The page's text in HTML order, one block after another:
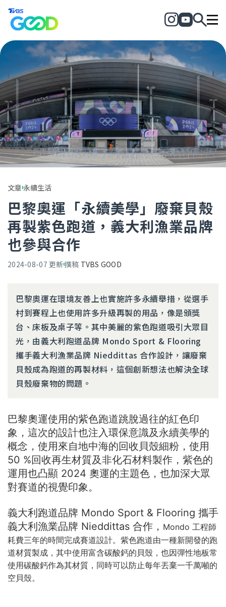
文章永續生活
巴黎奧運「永續美學」廢棄貝殼
再製紫色跑道，義大利漁業品牌
也參與合作
2024-08-07 更新撰稿 TVBS GOOD
巴黎奧運在環境友善上也實施許多永續舉措，從選手
村到賽程上也使用許多升級再製的用品，像是頒獎
台、床板及桌子等。其中美麗的紫色跑道吸引大眾目
光，由義大利跑道品牌 Mondo Sport & Flooring
攜手義大利漁業品牌 Nieddittas 合作設計，讓廢棄
貝殼成為跑道的再製材料，這個創新想法也解決全球
貝殼廢棄物的問題。
巴黎奧運使用的紫色跑道跳脫過往的紅色印
象，這次的設計也注入環保意識及永續美學的
概念，使用來自地中海的回收貝殼細粉，使用
50 %回收再生材質及非化石材料製作，紫色的
運用也凸顯 2024 奧運的主題色，也加深大眾
對賽道的視覺印象。
義大利跑道品牌 Mondo Sport & Flooring 攜手
義大利漁業品牌 Nieddittas 合作， Mondo 工程師
耗費三年的時間完成賽道設計。紫色跑道由一種新開發的跑
道材質製成，其中使用富含碳酸鈣的貝殼，也因彈性地板常
使用碳酸鈣作為其材質，同時可以防止每年丟棄一千萬噸的
空貝殼。